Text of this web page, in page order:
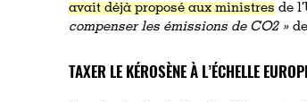
avait déjà proposé aux ministres de
compenser les émissions de CO2 »
TAXER LE KÉROSÈNE À L’ÉCHELLE